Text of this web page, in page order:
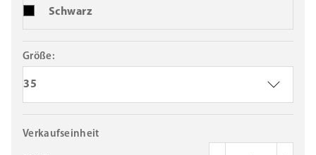
Schwarz
35
Größe:
Verkaufseinheit